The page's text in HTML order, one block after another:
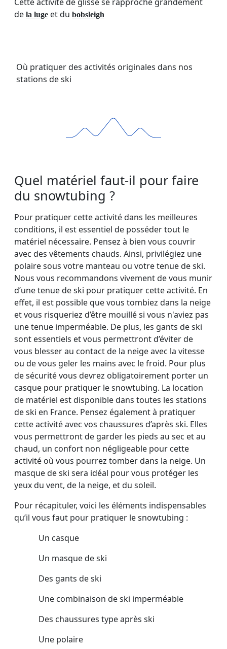
de la luge et du bobsleigh
Où pratiquer des activités originales dans nos
stations de ski
Quel matériel faut-il pour faire
du snowtubing ?
Pour pratiquer cette activité dans les meilleures
conditions, il est essentiel de posséder tout le
matériel nécessaire. Pensez à bien vous couvrir
avec des vêtements chauds. Ainsi, privilégiez une
polaire sous votre manteau ou votre tenue de ski.
Nous vous recommandons vivement de vous munir
d’une tenue de ski pour pratiquer cette activité. En
effet, il est possible que vous tombiez dans la neige
et vous risqueriez d’être mouillé si vous n'aviez pas
une tenue imperméable. De plus, les gants de ski
sont essentiels et vous permettront d’éviter de
vous blesser au contact de la neige avec la vitesse
ou de vous geler les mains avec le froid. Pour plus
de sécurité vous devrez obligatoirement porter un
casque pour pratiquer le snowtubing. La location
de matériel est disponible dans toutes les stations
de ski en France. Pensez également à pratiquer
cette activité avec vos chaussures d’après ski. Elles
vous permettront de garder les pieds au sec et au
chaud, un confort non négligeable pour cette
activité où vous pourrez tomber dans la neige. Un
masque de ski sera idéal pour vous protéger les
yeux du vent, de la neige, et du soleil.
Pour récapituler, voici les éléments indispensables
qu’il vous faut pour pratiquer le snowtubing :
Un casque
Un masque de ski
Des gants de ski
Une combinaison de ski imperméable
Des chaussures type après ski
Une polaire